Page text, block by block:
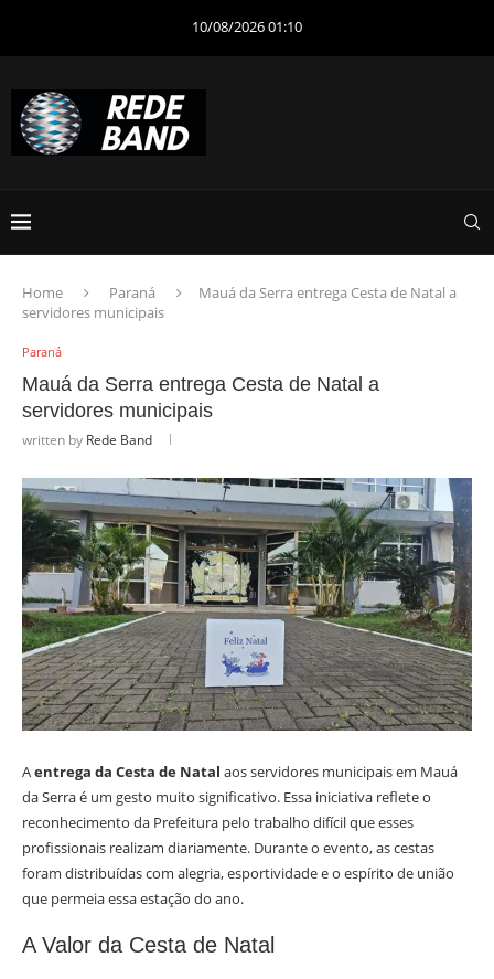
10/08/2026 01:10
Home Paraná
Mauá da Serra entrega Cesta de Natal a
servidores municipais
Paraná
Mauá da Serra entrega Cesta de Natal a
servidores municipais
written by Rede Band
Aentrega da Cesta de Natal aos servidores municipais em Mauá
da Serra é um gesto muito significativo. Essa iniciativa reflete o
reconhecimento da Prefeitura pelo trabalho difícil que esses
profissionais realizam diariamente. Durante o evento, as cestas
foram distribuídas com alegria, esportividade e o espírito de união
que permeia essa estação do ano.
A Valor da Cesta de Natal